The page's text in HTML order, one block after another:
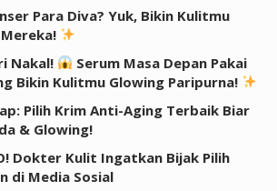
Para Diva? Yuk, Bikin Kulitmu
Nakal!
Serum Masa Depan Pakai
Bikin Kulitmu Glowing Paripurna!
Pilih Krim Anti-Aging Terbaik Biar
& Glowing!
Dokter Kulit Ingatkan Bijak Pilih
di Media Sosial